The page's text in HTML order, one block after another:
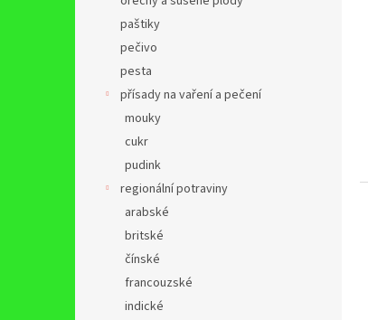
paštiky
pečivo
pesta
přísady na vaření a pečení
mouky
cukr
pudink
regionální potraviny
arabské
britské
čínské
francouzské
indické